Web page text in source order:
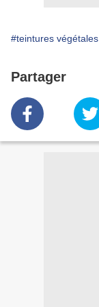
#teintures végétales
Partager